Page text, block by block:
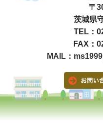
〒
茨城県
TEL：
FAX：
MAIL：